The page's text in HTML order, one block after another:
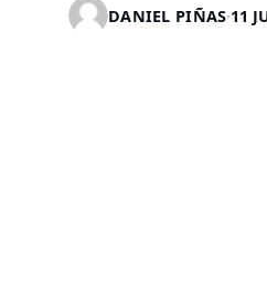
DANIEL PIÑAS·11